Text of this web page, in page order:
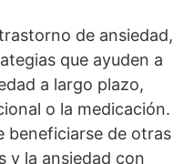
de ansiedad,
que ayuden a
a largo plazo,
o la medicación.
beneficiarse de otras
y la ansiedad con